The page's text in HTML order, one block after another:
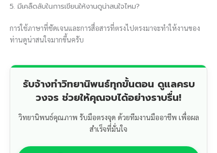
5. มีเคล็ดลับในการเขียนให้งานดูน่าสนใจไหม?
การใช้ภาษาที่ชัดเจนและการสื่อสารที่ตรงไปตรงมาจะทำให้งานของ
ท่านดูน่าสนใจมากขึ้นครับ
รับจ้างทำวิทยานิพนธ์ทุกขั้นตอน ดูแลครบ
วงจร ช่วยให้คุณจบได้อย่างราบรื่น!
วิทยานิพนธ์คุณภาพ รับมือตรงจุด ด้วยทีมงานมืออาชีพ เพื่อผล
สำเร็จที่มั่นใจ